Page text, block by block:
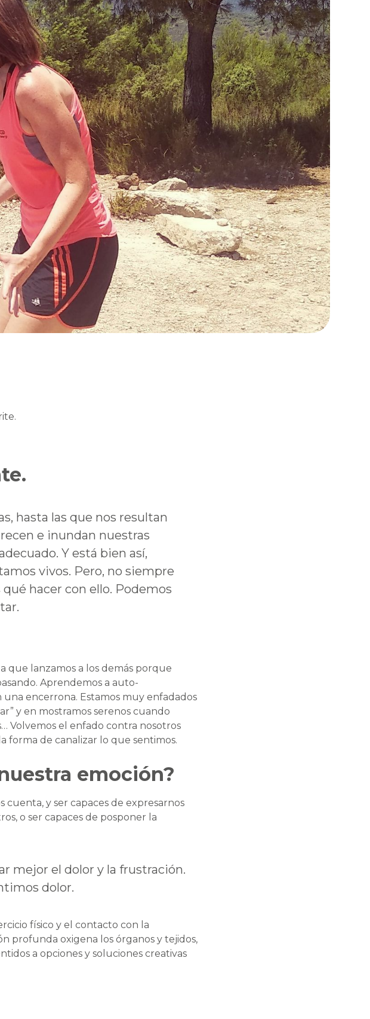
hasta las que nos resultan
e inundan nuestras
Y está bien así,
vivos. Pero, no siempre
hacer con ello. Podemos
que lanzamos a los demás porque
Aprendemos a auto-
encerrona. Estamos muy enfadados
y en mostramos serenos cuando
Volvemos el enfado contra nosotros
forma de canalizar lo que sentimos.
emoción?
cuenta, y ser capaces de expresarnos
o ser capaces de posponer la
mejor el dolor y la frustración.
dolor.
físico y el contacto con la
profunda oxigena los órganos y tejidos,
a opciones y soluciones creativas